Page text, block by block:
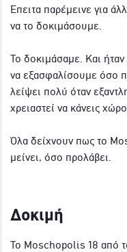
Έπειτα παρέμεινε για
να το δοκιμάσουμε.
Το δοκιμάσαμε. Και
να εξασφαλίσουμε όσο
λείψει πολύ όταν
χρειαστεί να κάνεις
Όλα δείχνουν πως το
μείνει, όσο προλάβει.
Δοκιμή
Το Moschopolis 18 από